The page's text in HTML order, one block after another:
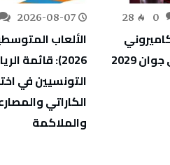
28
2029
2026-08-07
الألعاب
2026): قائمة
التونسيين في
الكاراتي
والملاكمة